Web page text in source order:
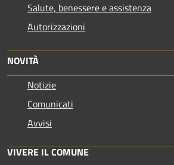
Salute, benessere e assistenza
Autorizzazioni
NOVITÀ
Notizie
Comunicati
Avvisi
VIVERE IL COMUNE